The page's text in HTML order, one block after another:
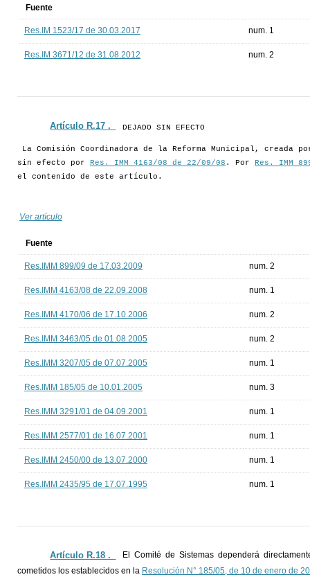
Fuente
Res.IM 1523/17 de 30.03.2017 num. 1
Res.IM 3671/12 de 31.08.2012 num. 2
Artículo R.17 ._ DEJADO SIN EFECTO
La Comisión Coordinadora de la Reforma Municipal, creada
sin efecto por
Res. IMM 4163/08 de 22/09/08 . Por
Res. IMM
el contenido de este artículo.
Ver artículo
Fuente
Res.IMM 899/09 de 17.03.2009 num. 2
Res.IMM 4163/08 de 22.09.2008 num. 1
Res.IMM 4170/06 de 17.10.2006 num. 2
Res.IMM 3463/05 de 01.08.2005 num. 2
Res.IMM 3207/05 de 07.07.2005 num. 1
Res.IMM 185/05 de 10.01.2005 num. 3
Res.IMM 3291/01 de 04.09.2001 num. 1
Res.IMM 2577/01 de 16.07.2001 num. 1
Res.IMM 2450/00 de 13.07.2000 num. 1
Res.IMM 2435/95 de 17.07.1995 num. 1
Artículo R.18 ._
El Comité de Sistemas dependerá
cometidos los establecidos en la Resolución N° 185/05, de 10 de enero de